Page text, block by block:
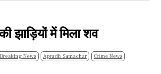
झाड़ियों में मिला शव
Breaking News Apradh Samachar Crime News